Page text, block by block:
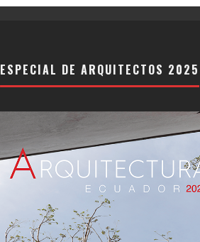
ESPECIAL DE ARQUITECTOS 2025